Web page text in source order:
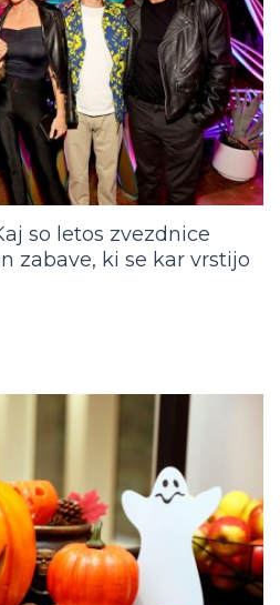
so letos zvezdnice
zabave, ki se kar vrstijo